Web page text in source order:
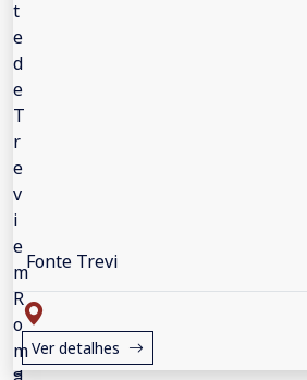
Fonte Trevi
Ver detalhes